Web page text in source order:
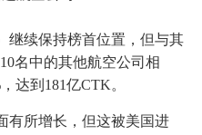
继续保持榜首位置，但与其
名中的其他航空公司相
达到181亿CTK。
有所增长，但这被美国进